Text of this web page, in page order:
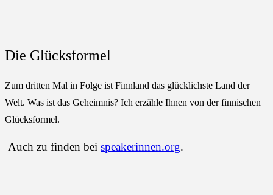
Die Glücksformel
Zum dritten Mal in Folge ist Finnland das glücklichste Land der
Welt. Was ist das Geheimnis? Ich erzähle Ihnen von der finnischen
Glücksformel.
Auch zu finden bei speakerinnen.org.